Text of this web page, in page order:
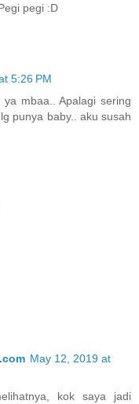
pegi :D
5:26 PM
mbaa.. Apalagi sering
punya baby.. aku susah
May 12, 2019 at
kok saya jadi